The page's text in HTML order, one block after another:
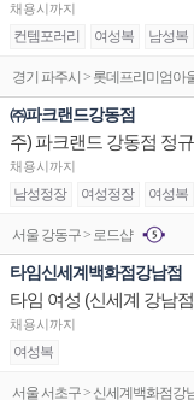
채용시까지
컨템포러리 여성복 남성복
경기 파주시 > 롯데프리미엄아
㈜파크랜드강동점
주) 파크랜드 강동점 정
채용시까지
남성정장 여성정장 여성복
서울 강동구 > 로드샵
타임신세계백화점강남점
타임 여성 (신세계 강남
채용시까지
여성복
서울 서초구 > 신세계백화점강